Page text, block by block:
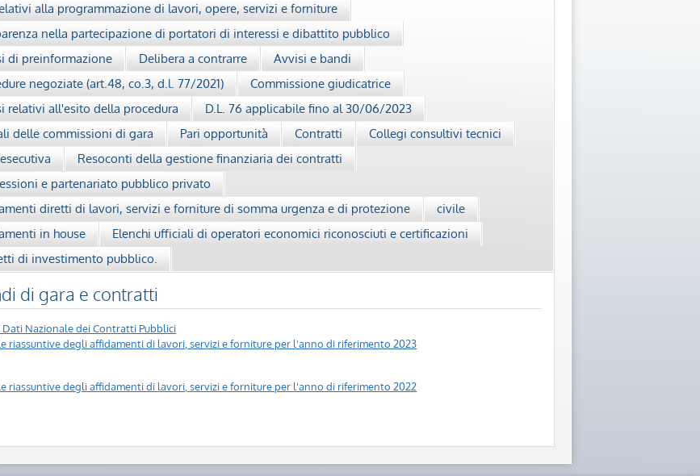
alla programmazione di lavori, opere, servizi e forniture
nella partecipazione di portatori di interessi e dibattito pubblico
di preinformazione
Delibera a contrarre
Avvisi e bandi
negoziate (art.48, co.3, d.l. 77/2021)
Commissione giudicatrice
relativi all'esito della procedura
D.L. 76 applicabile fino al 30/06/2023
delle commissioni di gara
Pari opportunità Contratti
Collegi consultivi tecnici
Resoconti della gestione finanziaria dei contratti
e partenariato pubblico privato
diretti di lavori, servizi e forniture di somma urgenza e di protezione
civile
in house
Elenchi ufficiali di operatori economici riconosciuti e certificazioni
di investimento pubblico.
di gara e contratti
Dati Nazionale dei Contratti Pubblici
riassuntive degli affidamenti di lavori, servizi e forniture per l'anno di riferimento 2023
riassuntive degli affidamenti di lavori, servizi e forniture per l'anno di riferimento 2022